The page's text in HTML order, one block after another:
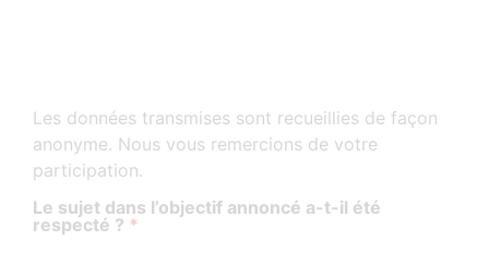
Les données transmises sont recueillies de façon
anonyme. Nous vous remercions de votre
participation.
Le sujet dans l’objectif annoncé a-t-il été
respecté ? *